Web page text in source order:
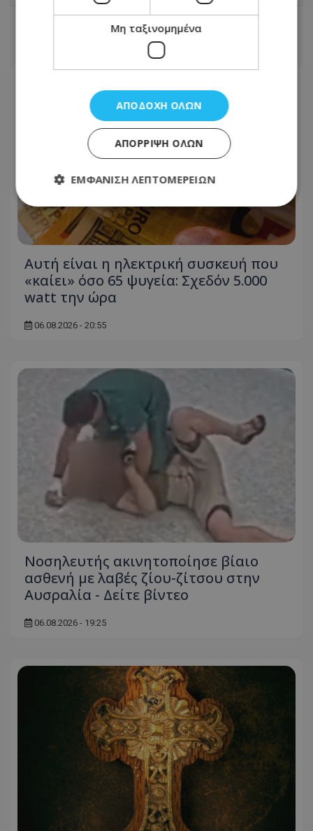
ΣΧΕΤΙΚΑ ΑΡΘΡΑ
Αυτή είναι η ηλεκτρική συσκευή που
«καίει» όσο 65 ψυγεία: Σχεδόν 5.000
watt την ώρα
06.08.2026 - 20:55
Νοσηλευτής ακινητοποίησε βίαιο
ασθενή με λαβές ζίου-ζίτσου στην
Αυσραλία - Δείτε βίντεο
06.08.2026 - 19:25
Μη ταξινομημένα
ΑΠΟΔΟΧΉ ΌΛΩΝ
ΑΠΌΡΡΙΨΗ ΌΛΩΝ
ΕΜΦΆΝΙΣΗ ΛΕΠΤΟΜΕΡΕΙΏΝ
Απολύτως απαραίτητα
Απόδοσης
Μη ταξινομημένα
Τα απολύτως απαραίτητα cookies επιτρέπουν
σύνδεση χρήστη και τη διαχείριση λογαριασμού.
Ονοματεπώνυμο
Προμηθευτής/Πεδίο
usprivacy
Microsoft Corporation
VISITOR_PRIVACY_METADATA
YouTube
.youtube.com